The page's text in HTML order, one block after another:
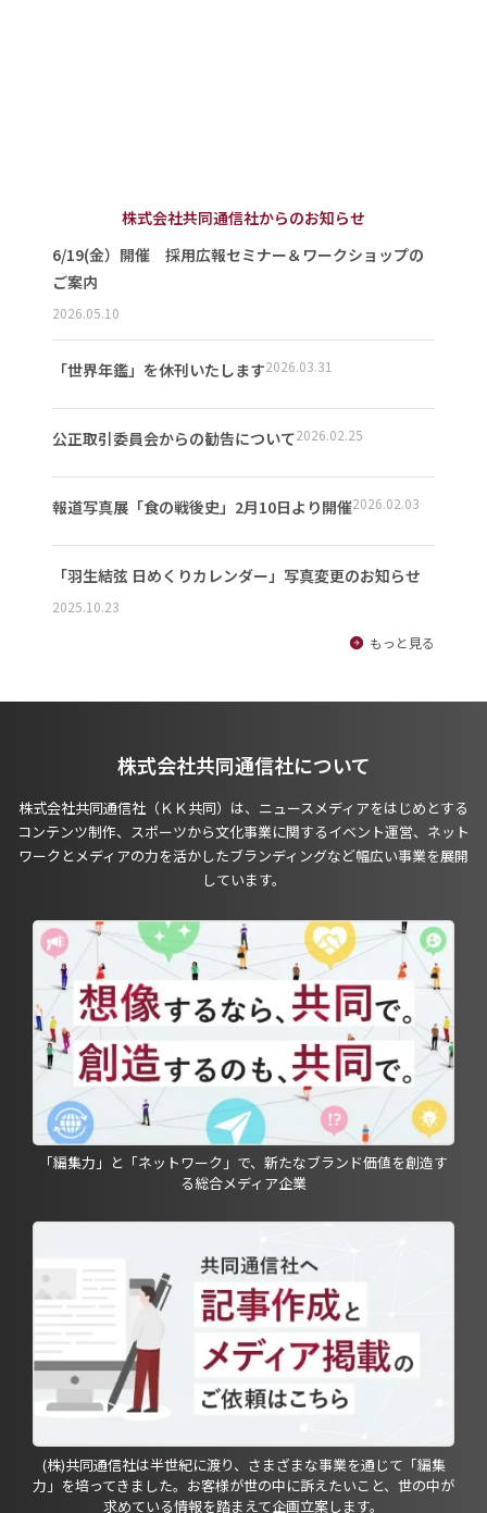
株式会社共同通信社からのお知らせ
6/19(金）開催 採用広報セミナー＆ワークショップの
ご案内
2026.05.10
「世界年鑑」を休刊いたします2026.03.31
公正取引委員会からの勧告について2026.02.25
報道写真展「食の戦後史」2月10日より開催2026.02.03
「羽生結弦 日めくりカレンダー」写真変更のお知らせ
2025.10.23
もっと見る
株式会社共同通信社について
株式会社共同通信社（ＫＫ共同）は、ニュースメディアをはじめとする
コンテンツ制作、スポーツから文化事業に関するイベント運営、ネット
ワークとメディアの力を活かしたブランディングなど幅広い事業を展開
しています。
「編集力」と「ネットワーク」で、新たなブランド価値を創造す
る総合メディア企業
(株)共同通信社は半世紀に渡り、さまざまな事業を通じて「編集
力」を培ってきました。お客様が世の中に訴えたいこと、世の中が
求めている情報を踏まえて企画立案します。